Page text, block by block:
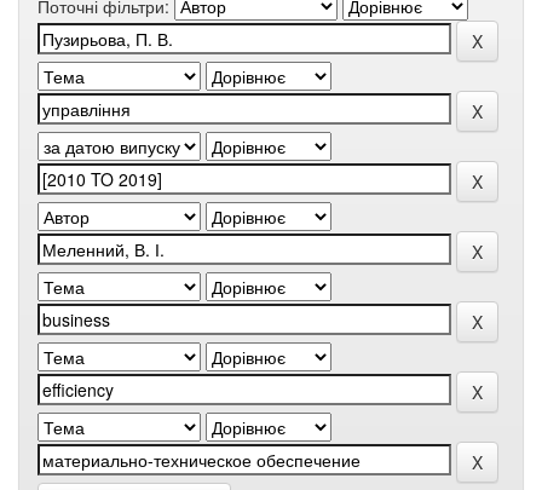
Поточні фільтри: